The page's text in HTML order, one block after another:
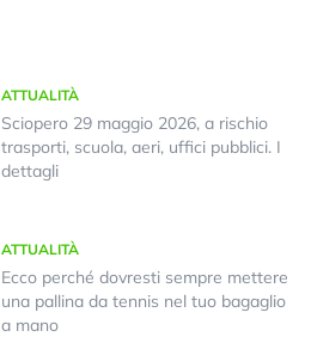
ATTUALITÀ
Sciopero 29 maggio 2026, a rischio
trasporti, scuola, aeri, uffici pubblici. I
dettagli
ATTUALITÀ
Ecco perché dovresti sempre mettere
una pallina da tennis nel tuo bagaglio
a mano